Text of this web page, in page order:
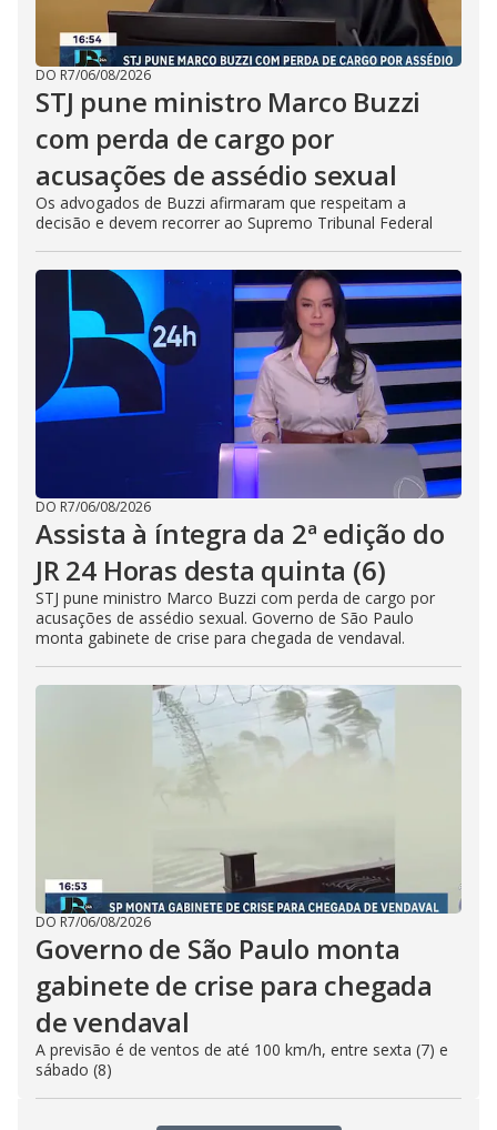
DO R7/06/08/2026
STJ pune ministro Marco Buzzi
com perda de cargo por
acusações de assédio sexual
Os advogados de Buzzi afirmaram que respeitam a
decisão e devem recorrer ao Supremo Tribunal Federal
DO R7/06/08/2026
Assista à íntegra da 2ª edição do
JR 24 Horas desta quinta (6)
STJ pune ministro Marco Buzzi com perda de cargo por
acusações de assédio sexual. Governo de São Paulo
monta gabinete de crise para chegada de vendaval.
DO R7/06/08/2026
Governo de São Paulo monta
gabinete de crise para chegada
de vendaval
A previsão é de ventos de até 100 km/h, entre sexta (7) e
sábado (8)